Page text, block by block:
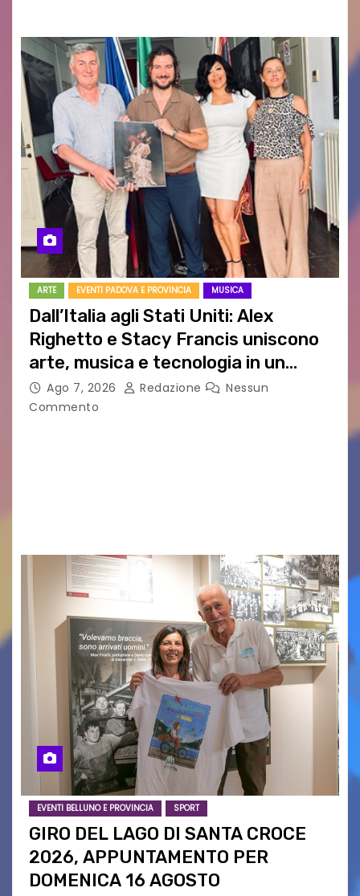
ARTE EVENTI PADOVA E PROVINCIA MUSICA
Dall’Italia agli Stati Uniti: Alex
Righetto e Stacy Francis uniscono
arte, musica e tecnologia in un
nuovo progetto internazionale”
Ago 7, 2026 Redazione
Nessun
Commento
EVENTI BELLUNO E PROVINCIA SPORT
GIRO DEL LAGO DI SANTA CROCE
2026, APPUNTAMENTO PER
DOMENICA 16 AGOSTO